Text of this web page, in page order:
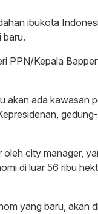
ibukota
baru.
PPN/Kepala
akan ada kawasan
oleh city manager,
di luar 56 ribu
yang baru, akan